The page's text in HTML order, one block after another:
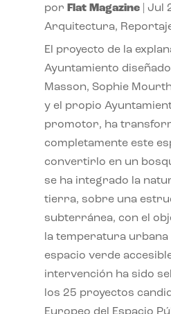
por Flat Magazine| Jul
Arquitectura,
El proyecto de la
Ayuntamiento
Masson, Sophie
y el propio
promotor, ha
completamente este
convertirlo en un
se ha integrado la
tierra, sobre una
subterránea, con el
la temperatura
espacio verde
intervención ha sido
los 25 proyectos
Europeo del Espacio